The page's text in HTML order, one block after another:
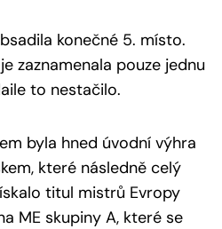
konečné 5. místo.
zaznamenala pouze jednu
to nestačilo.
byla hned úvodní výhra
které následně celý
titul mistrů Evropy
ME skupiny A, které se